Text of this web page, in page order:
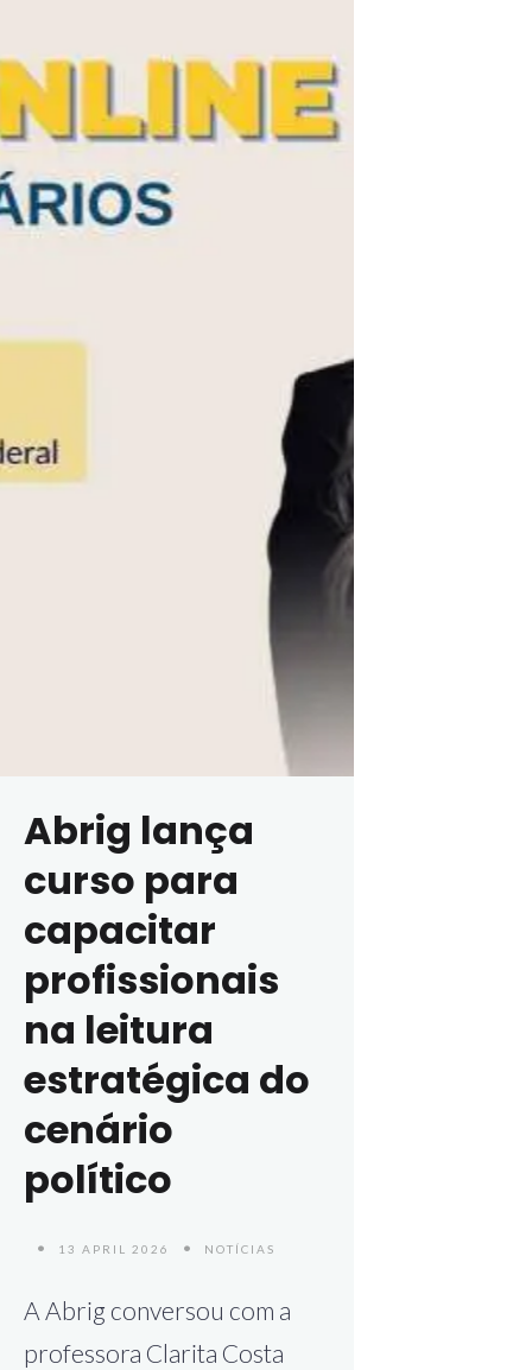
Abrig lança
curso para
capacitar
profissionais
na leitura
estratégica do
cenário
político
13 APRIL 2026 NOTÍCIAS
A Abrig conversou com a
professora Clarita Costa